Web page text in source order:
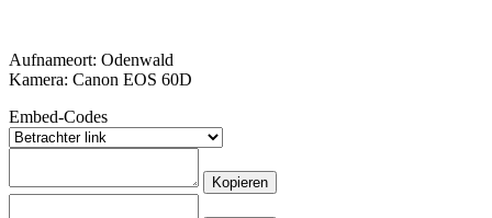
Aufnameort: Odenwald
Kamera: Canon EOS 60D
Embed-Codes
Kopieren